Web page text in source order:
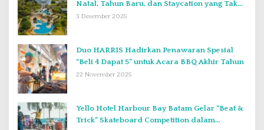
Natal, Tahun Baru, dan Staycation yang Tak
Terlupakan di Desember 2025
3 Desember 2025
Duo HARRIS Hadirkan Penawaran Spesial
“Beli 4 Dapat 5” untuk Acara BBQ Akhir Tahun
22 November 2025
Yello Hotel Harbour Bay Batam Gelar “Beat &
Trick” Skateboard Competition dalam